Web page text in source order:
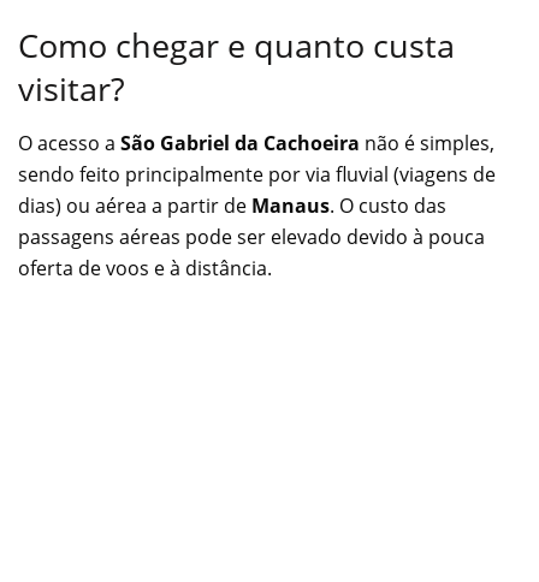
Como chegar e quanto custa
visitar?
O acesso a São Gabriel da Cachoeira não é simples,
sendo feito principalmente por via fluvial (viagens de
dias) ou aérea a partir de Manaus. O custo das
passagens aéreas pode ser elevado devido à pouca
oferta de voos e à distância.